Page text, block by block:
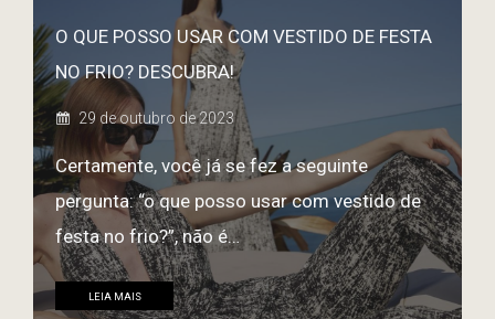
O QUE POSSO USAR COM VESTIDO DE FESTA
NO FRIO? DESCUBRA!
29 de outubro de 2023
Certamente, você já se fez a seguinte
pergunta: “o que posso usar com vestido de
festa no frio?”, não é…
LEIA MAIS